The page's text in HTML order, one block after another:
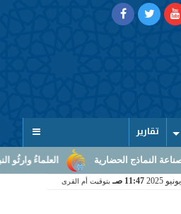
تقارير
العلماءُ وارثُو النبوّة: من بلاغ الرسالة
11:47 صـ بتوقيت أم القرى